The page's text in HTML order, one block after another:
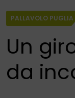
PALLAVOLO PUGLIA
Un
da